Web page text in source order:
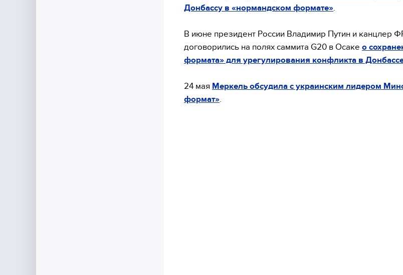
Донбассу в «нормандском формате»
В июне президент России Владимир Путин и канцлер
договорились на полях саммита G20 в Осаке о
формата» для урегулирования конфликта в
24 мая Меркель обсудила с украинским лидером
формат»